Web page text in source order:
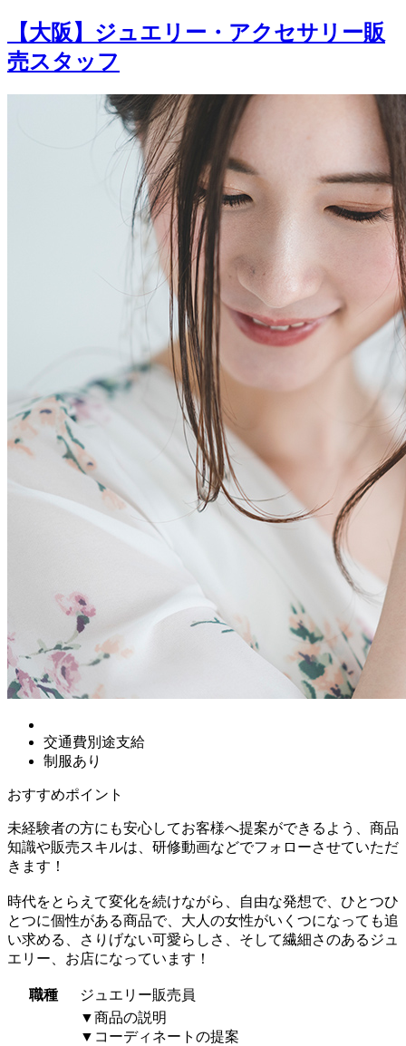
【大阪】ジュエリー・アクセサリー販
売スタッフ
交通費別途支給
制服あり
おすすめポイント
未経験者の方にも安心してお客様へ提案ができるよう、商品
知識や販売スキルは、研修動画などでフォローさせていただ
きます！
時代をとらえて変化を続けながら、自由な発想で、ひとつひ
とつに個性がある商品で、大人の女性がいくつになっても追
い求める、さりげない可愛らしさ、そして繊細さのあるジュ
エリー、お店になっています！
職種 ジュエリー販売員
▼商品の説明
▼コーディネートの提案